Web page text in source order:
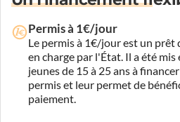
Permis à 1€/jour
Le permis à 1€/jour est un
en charge par l'État. Il a été
jeunes de 15 à 25 ans à
permis et leur permet de
paiement.